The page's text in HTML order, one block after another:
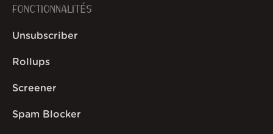
FONCTIONNALITÉS
Unsubscriber
Rollups
Screener
Spam Blocker